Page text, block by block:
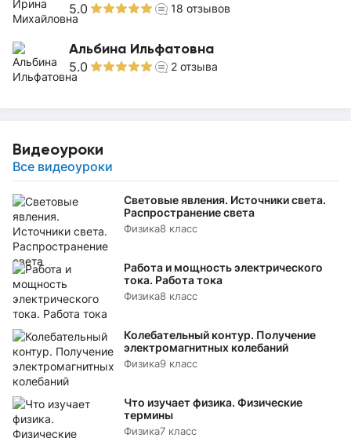
5.0 18 отзывов
Альбина Ильфатовна
5.0 2 отзыва
Видеоуроки
Все видеоуроки
Световые явления. Источники света.
Распространение света
Физика8 класс
Работа и мощность электрического
тока. Работа тока
Физика8 класс
Колебательный контур. Получение
электромагнитных колебаний
Физика9 класс
Что изучает физика. Физические
термины
Физика7 класс